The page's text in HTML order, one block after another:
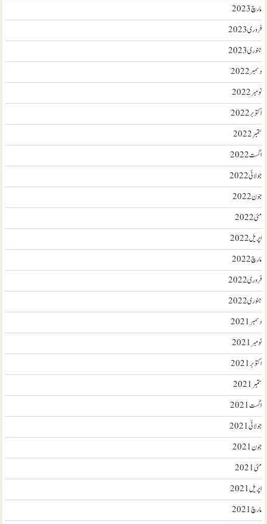
مارچ 2023
فروری 2023
جنوری 2023
دسمبر 2022
نومبر 2022
اکتوبر 2022
ستمبر 2022
اگست 2022
جولائی 2022
جون 2022
مئی 2022
اپریل 2022
مارچ 2022
فروری 2022
جنوری 2022
دسمبر 2021
نومبر 2021
اکتوبر 2021
ستمبر 2021
اگست 2021
جولائی 2021
جون 2021
مئی 2021
اپریل 2021
مارچ 2021